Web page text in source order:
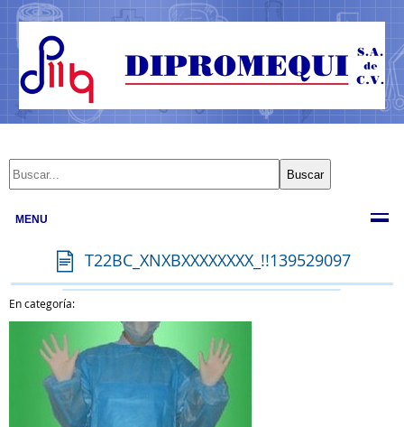
MENU
T22BC_XNXBXXXXXXXX_!!139529097
En categoría: